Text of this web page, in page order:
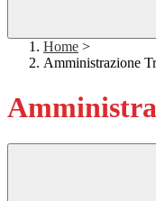
Home >
Amministrazione